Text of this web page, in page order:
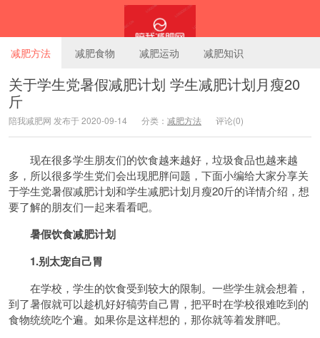
减肥方法 减肥食物 减肥运动 减肥知识
关于学生党暑假减肥计划 学生减肥计划月瘦20
斤
陪我减肥网 发布于 2020-09-14 分类： 减肥方法 评论(0)
现在很多学生朋友们的饮食越来越好，垃圾食品也越来越
多，所以很多学生党们会出现肥胖问题，下面小编给大家分享关
于学生党暑假减肥计划和学生减肥计划月瘦20斤的详情介绍，想
要了解的朋友们一起来看看吧。
暑假饮食减肥计划
1.别太宠自己胃
在学校，学生的饮食受到较大的限制。一些学生就会想着，
到了暑假就可以趁机好好犒劳自己胃，把平时在学校很难吃到的
食物统统吃个遍。如果你是这样想的，那你就等着发胖吧。